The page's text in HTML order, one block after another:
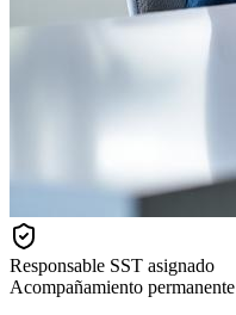
Responsable SST asignado
Acompañamiento permanente